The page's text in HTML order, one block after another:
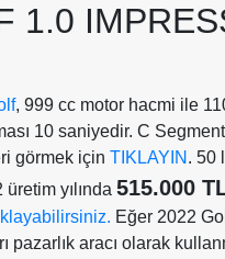
1.0
, 999 cc motor hacmi ile
10 saniyedir. C
görmek için TIKLAYIN . 50
yılında 515.000
Eğer 2022
pazarlık aracı olarak